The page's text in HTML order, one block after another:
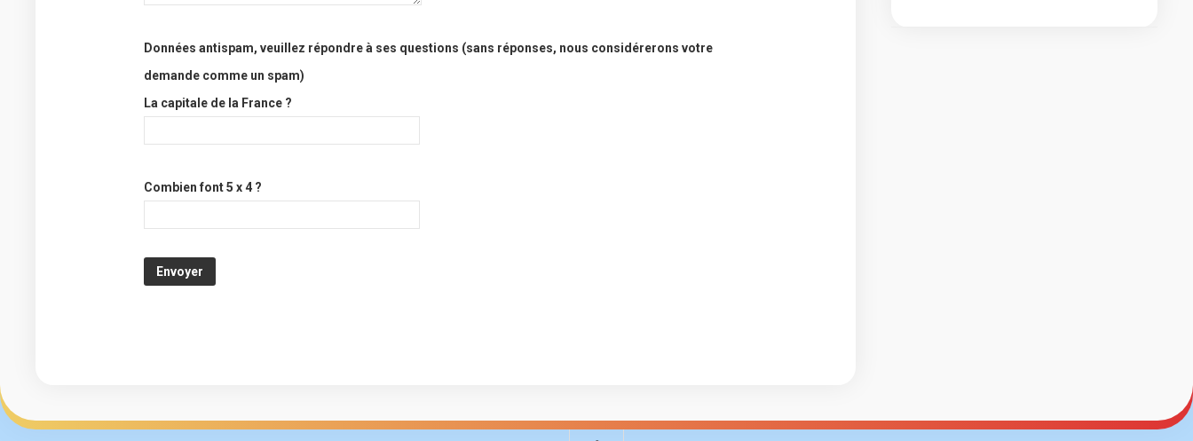
Données antispam, veuillez répondre à ses questions (sans réponses, nous considérerons votre
demande comme un spam)
La capitale de la France ?
Combien font 5 x 4 ?